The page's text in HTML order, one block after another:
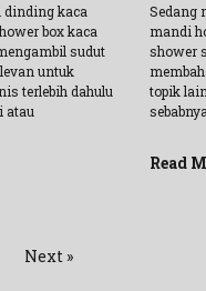
dinding kaca
box kaca
sudut
untuk
terlebih dahulu
atau
Sedang
mandi
shower
topik
Read
Next »